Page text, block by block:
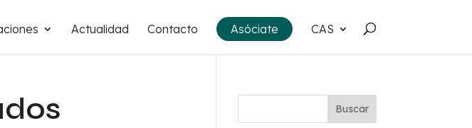
Actualidad Contacto Asóciate CAS
Buscar